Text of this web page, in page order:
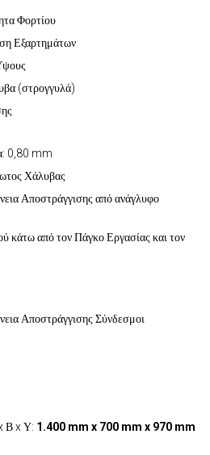
Φορτίου
Εξαρτημάτων
(στρογγυλά)
0,80 mm
Χάλυβας
Αποστράγγισης από ανάγλυφο
κάτω από τον Πάγκο Εργασίας και τον
Αποστράγγισης Σύνδεσμοι
Β x Υ: 1.400 mm x 700 mm x 970 mm